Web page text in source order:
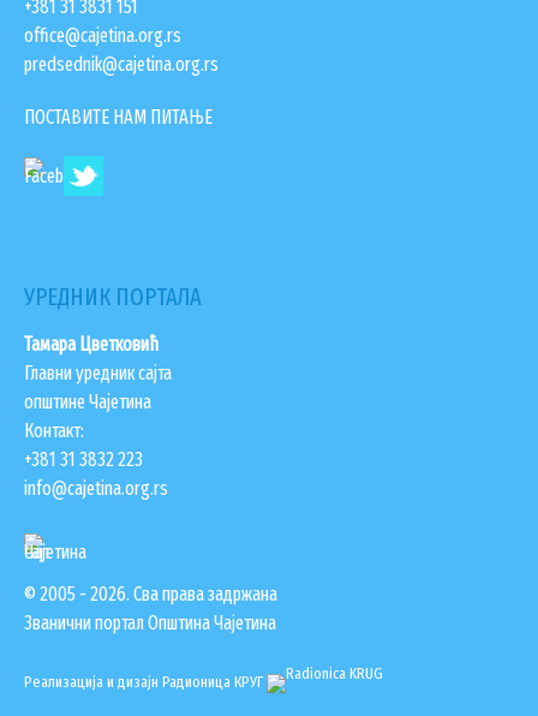
+381 31 3831 151
office@cajetina.org.rs
predsednik@cajetina.org.rs
ПОСТАВИТЕ НАМ ПИТАЊЕ
УРЕДНИК ПОРТАЛА
Тамара Цветковић
Главни уредник сајта
општине Чајетина
Контакт:
+381 31 3832 223
info@cajetina.org.rs
© 2005 - 2026. Сва права задржана
Званични портал Општина Чајетина
Реализација и дизајн Радионица КРУГ